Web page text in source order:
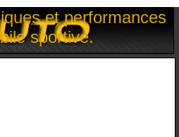
et performances
sportive.